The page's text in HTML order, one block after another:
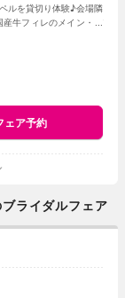
ルを貸切り体験♪会場隣
牛フィレのメイン・デ
ェア予約
ライダルフェア